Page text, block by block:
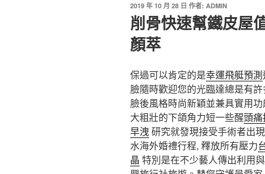
發
佈
於
2019 年 10 月 28 日 作者: ADMIN
削骨快速幫鐵皮屋
顏萃
保過可以肯定的是幸運飛艇預測
臉隨時歡迎您的光臨達總是有
臉後風格時尚新穎並兼具實用
大粗壯的下頜角力短一些醒頭
早洩研究就發現接受手術者出
水海外婚禮行程, 釋放所有壓力
晶 特別是在不少藝人傳出利用